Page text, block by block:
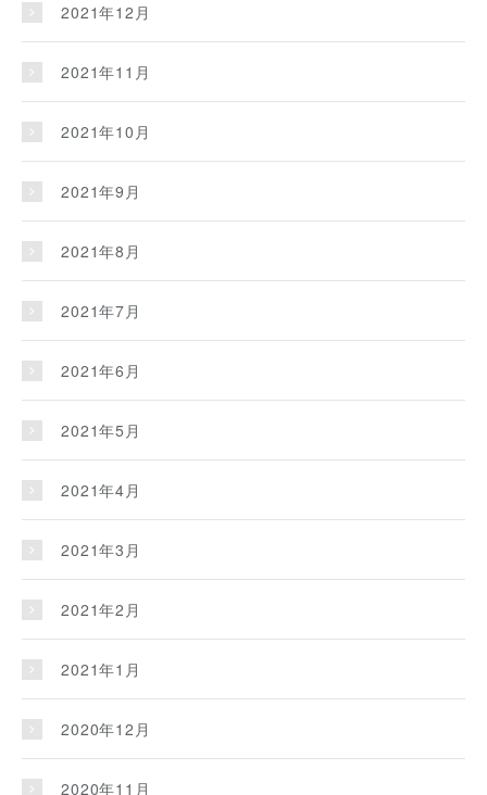
2021年12月
2021年11月
2021年10月
2021年9月
2021年8月
2021年7月
2021年6月
2021年5月
2021年4月
2021年3月
2021年2月
2021年1月
2020年12月
2020年11月